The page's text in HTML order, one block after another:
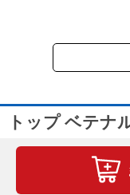
受けます。
トップ ベテナ